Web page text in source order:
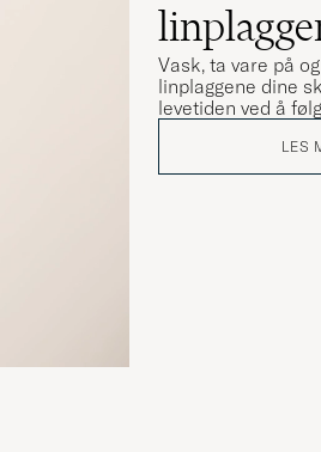
Vask, ta vare på
linplaggene dine
levetiden ved å
LES